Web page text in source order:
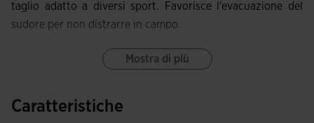
taglio adatto a diversi sport. Favorisce l'evacuazione del
sudore per non distrarre in campo.
Questa maglia presenta collo rotondo e cuciture anteriori
Mostra di più
Caratteristiche